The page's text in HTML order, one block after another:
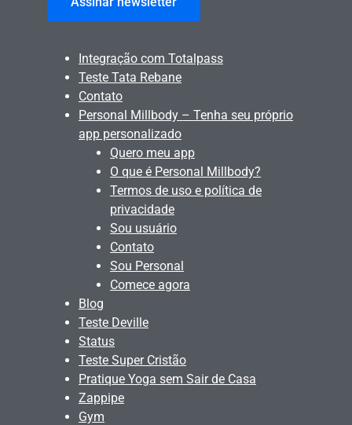
Integração com Totalpass
Teste Tata Rebane
Contato
Personal Millbody – Tenha seu próprio
app personalizado
Quero meu app
O que é Personal Millbody?
Termos de uso e política de
privacidade
Sou usuário
Contato
Sou Personal
Comece agora
Blog
Teste Deville
Status
Teste Super Cristão
Pratique Yoga sem Sair de Casa
Zappipe
Gym